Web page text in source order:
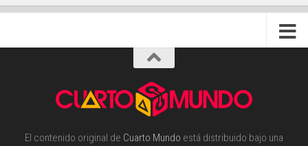
El contenido original de Cuarto Mundo está distribuido bajo una